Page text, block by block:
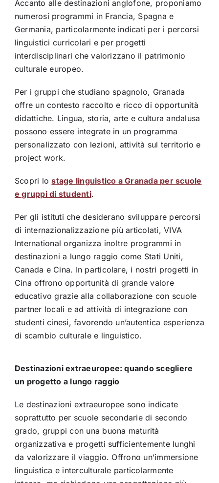
Accanto alle destinazioni anglofone, proponiamo
numerosi programmi in Francia, Spagna e
Germania, particolarmente indicati per i percorsi
linguistici curricolari e per progetti
interdisciplinari che valorizzano il patrimonio
culturale europeo.
Per i gruppi che studiano spagnolo, Granada
offre un contesto raccolto e ricco di opportunità
didattiche. Lingua, storia, arte e cultura andalusa
possono essere integrate in un programma
personalizzato con lezioni, attività sul territorio e
project work.
Scopri lostage linguistico a Granada per scuole
e gruppi di studenti.
Per gli istituti che desiderano sviluppare percorsi
di internazionalizzazione più articolati, VIVA
International organizza inoltre programmi in
destinazioni a lungo raggio come Stati Uniti,
Canada e Cina. In particolare, i nostri progetti in
Cina offrono opportunità di grande valore
educativo grazie alla collaborazione con scuole
partner locali e ad attività di integrazione con
studenti cinesi, favorendo un’autentica esperienza
di scambio culturale e linguistico.
Destinazioni extraeuropee: quando scegliere
un progetto a lungo raggio
Le destinazioni extraeuropee sono indicate
soprattutto per scuole secondarie di secondo
grado, gruppi con una buona maturità
organizzativa e progetti sufficientemente lunghi
da valorizzare il viaggio. Offrono un’immersione
linguistica e interculturale particolarmente